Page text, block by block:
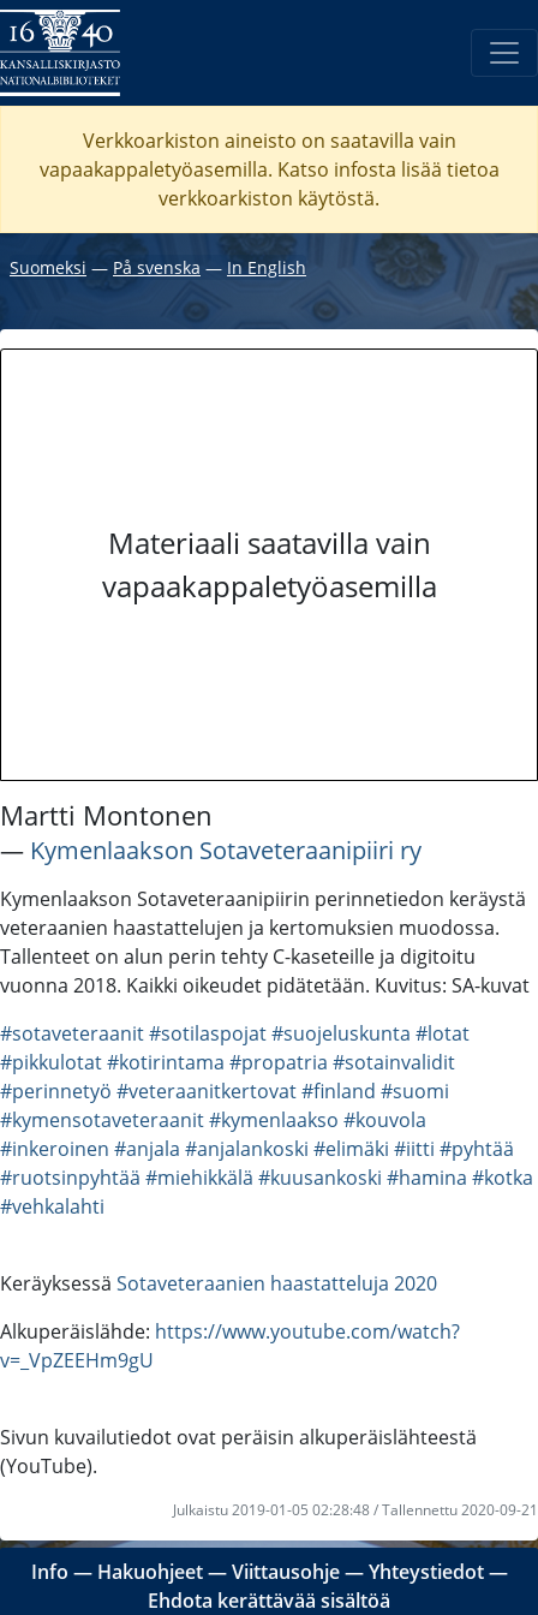
Verkkoarkiston aineisto on saatavilla vain
vapaakappaletyöasemilla. Katso infosta lisää tietoa
verkkoarkiston käytöstä.
Suomeksi ― På svenska ― In English
Materiaali saatavilla vain
vapaakappaletyöasemilla
Martti Montonen
― Kymenlaakson Sotaveteraanipiiri ry
Kymenlaakson Sotaveteraanipiirin perinnetiedon keräystä
veteraanien haastattelujen ja kertomuksien muodossa.
Tallenteet on alun perin tehty C-kaseteille ja digitoitu
vuonna 2018. Kaikki oikeudet pidätetään. Kuvitus: SA-kuvat
#sotaveteraanit#sotilaspojat#suojeluskunta #lotat
#pikkulotat#kotirintama #propatria #sotainvalidit
#perinnetyö #veteraanitkertovat#finland #suomi
#kymensotaveteraanit#kymenlaakso #kouvola
#inkeroinen #anjala #anjalankoski #elimäki #iitti #pyhtää
#ruotsinpyhtää #miehikkälä #kuusankoski #hamina #kotka
#vehkalahti
Keräyksessä Sotaveteraanien haastatteluja 2020
Alkuperäislähde: https://www.youtube.com/watch?
v=_VpZEEHm9gU
Sivun kuvailutiedot ovat peräisin alkuperäislähteestä
(YouTube).
Julkaistu 2019-01-05 02:28:48 / Tallennettu 2020-09-21
Info ― Hakuohjeet―Viittausohje―Yhteystiedot―
Ehdota kerättävää sisältöä